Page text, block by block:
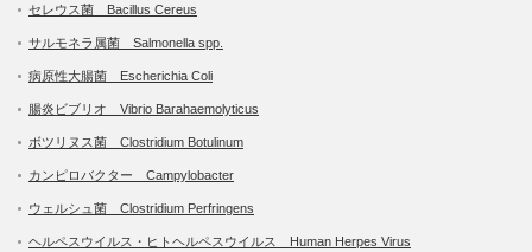
セレウス菌 Bacillus Cereus
サルモネラ属菌 Salmonella spp.
病原性大腸菌 Escherichia Coli
腸炎ビブリオ Vibrio Barahaemolyticus
ボツリヌス菌 Clostridium Botulinum
カンピロバクター Campylobacter
ウェルシュ菌 Clostridium Perfringens
ヘルペスウイルス・ヒトヘルペスウイルス Human Herpes Virus